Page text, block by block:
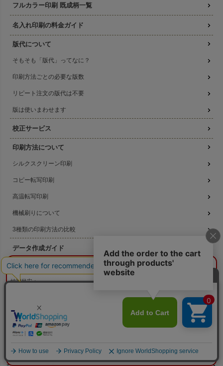
概算合計 ¥0 閉じる
納期目安：—
本体色：
選択してください
印刷位置：選択してください
印刷色：—
本体代：¥0
印刷代：¥0
フルカラー印刷 既成柄一覧
名入れ印刷の料金ガイド
版代について
そもそも「版代」ってなに？
印刷方法ごとの必要な版数
リピート注文の版代は不要
版は使いまわせます
校正サービス
印刷方法について
シルクスクリーン印刷
コピー転写印刷
高温転写印刷
機械刷りについて
3種類の印刷方法の比較
データ作成ガイド
名入れ注文の流れ
無料サンプル提供
版代無料キャンペーン